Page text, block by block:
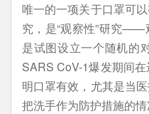
唯一的一项关于口罩可
究，是“观察性”研究——
是试图设立一个随机的
SARS CoV-1爆发期间
明口罩有效，尤其是当
把洗手作为防护措施的情